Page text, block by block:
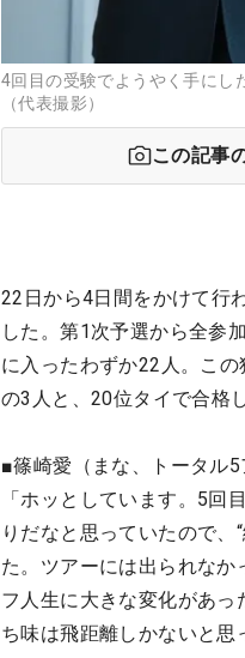
4回目の受験でようやく手にし
（代表撮影）
この記事
22日から4日間をかけて行
した。第1次予選から全参
に入ったわずか22人。こ
の3人と、20位タイで合格
■篠崎愛（まな、トータル5
「ホッとしています。5回
りだなと思っていたので
た。ツアーには出られな
フ人生に大きな変化があ
ち味は飛距離しかないと思